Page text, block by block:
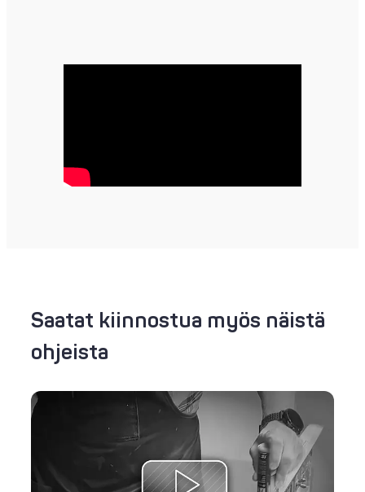
Saatat kiinnostua myös näistä
ohjeista